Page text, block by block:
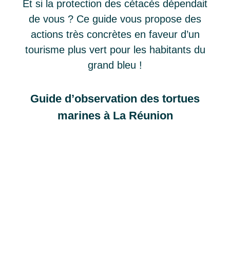
Et si la protection des cétacés dépendait
de vous ? Ce guide vous propose des
actions très concrètes en faveur d’un
tourisme plus vert pour les habitants du
grand bleu !
Guide d’observation des tortues
marines à La Réunion